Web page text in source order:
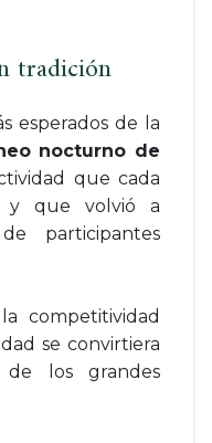
tradición
esperados de la
nocturno de
que cada
y que volvió a
participantes
competitividad
se convirtiera
los grandes